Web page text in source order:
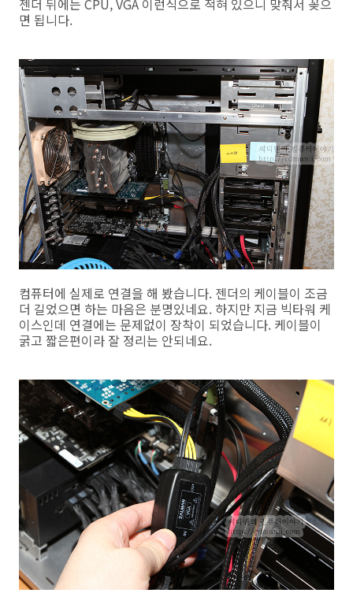
젠더 뒤에는 CPU, VGA 이런식으로 적혀 있으니 맞춰서 꽂으
면 됩니다.
컴퓨터에 실제로 연결을 해 봤습니다. 젠더의 케이블이 조금
더 길었으면 하는 마음은 분명있네요. 하지만 지금 빅타워 케
이스인데 연결에는 문제없이 장착이 되었습니다. 케이블이
굵고 짧은편이라 잘 정리는 안되네요.